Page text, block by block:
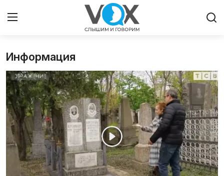
Главная
Люди
Община
Милосердие
Культура
Информация